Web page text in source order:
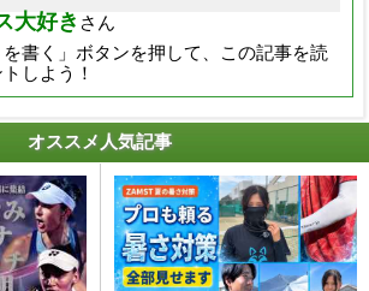
大好き さん
書く」ボタンを押して、この記事を読
しよう！
オススメ人気記事